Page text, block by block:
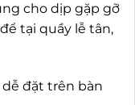
cho dịp gặp gỡ
tại quầy lễ tân,
dễ đặt trên bàn